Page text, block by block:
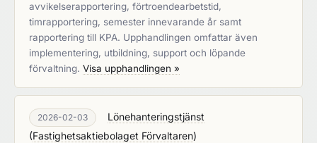
avvikelserapportering, förtroendearbetstid,
timrapportering, semester innevarande år samt
rapportering till KPA. Upphandlingen omfattar även
implementering, utbildning, support och löpande
förvaltning. Visa upphandlingen »
2026-02-03
Lönehanteringstjänst
(Fastighetsaktiebolaget Förvaltaren)